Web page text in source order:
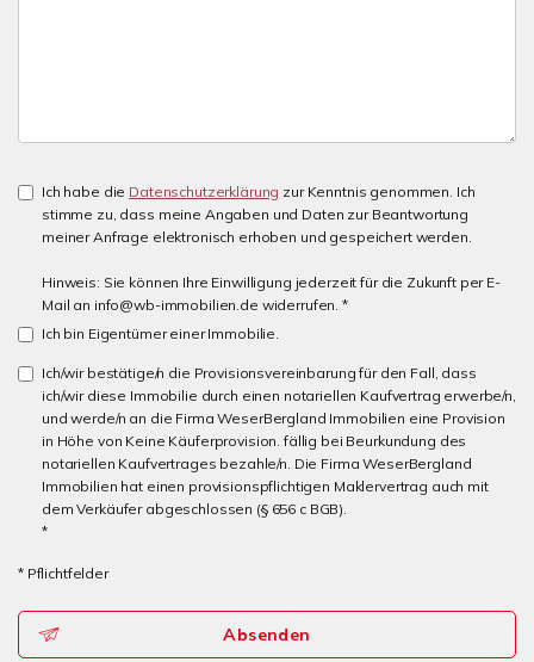
Ich habe die Datenschutzerklärung zur Kenntnis genommen. Ich
stimme zu, dass meine Angaben und Daten zur Beantwortung
meiner Anfrage elektronisch erhoben und gespeichert werden.
Hinweis: Sie können Ihre Einwilligung jederzeit für die Zukunft per E-
Mail an info@wb-immobilien.de widerrufen. *
Ich bin Eigentümer einer Immobilie.
Ich/wir bestätige/n die Provisionsvereinbarung für den Fall, dass
ich/wir diese Immobilie durch einen notariellen Kaufvertrag erwerbe/n,
und werde/n an die Firma WeserBergland Immobilien eine Provision
in Höhe von Keine Käuferprovision. fällig bei Beurkundung des
notariellen Kaufvertrages bezahle/n. Die Firma WeserBergland
Immobilien hat einen provisionspflichtigen Maklervertrag auch mit
dem Verkäufer abgeschlossen (§ 656 c BGB).
*
* Pflichtfelder
Absenden